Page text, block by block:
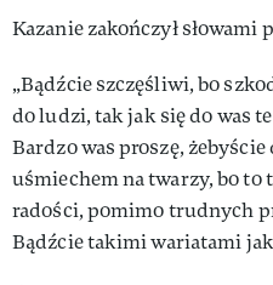
Kazanie zakończył słowami
„Bądźcie szczęśliwi, bo
do ludzi, tak jak się do was
Bardzo was proszę,
uśmiechem na twarzy, bo
radości, pomimo trudnych
Bądźcie takimi wariatami